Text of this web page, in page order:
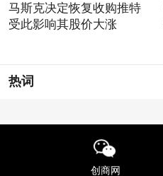
马斯克决定恢复收购推特
受此影响其股价大涨
热词
创商网